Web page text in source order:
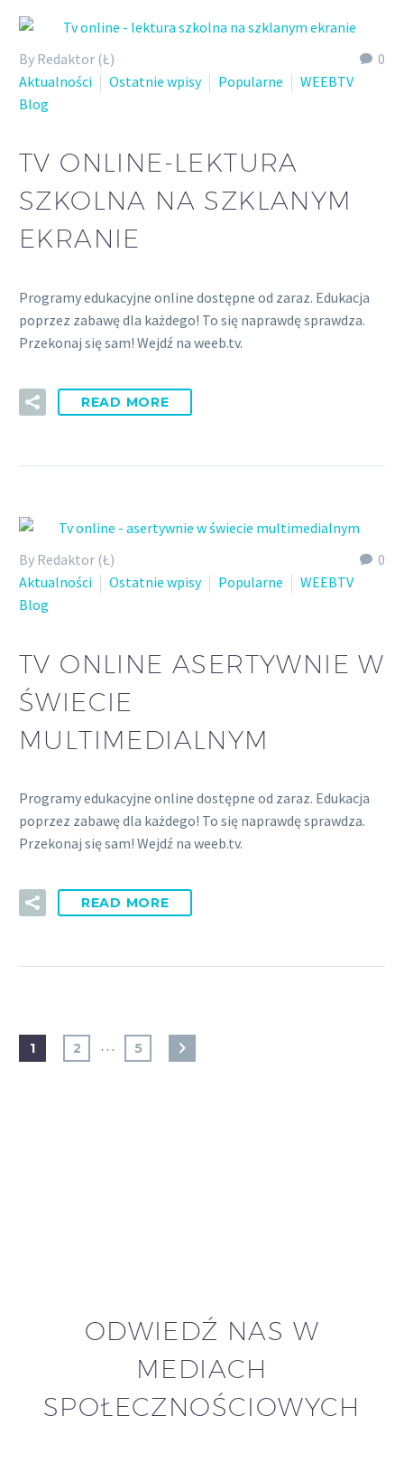
0
By Redaktor (Ł)
Aktualności
Ostatnie wpisy Popularne
WEEBTV
Blog
TV ONLINE-LEKTURA
SZKOLNA NA SZKLANYM
EKRANIE
Programy edukacyjne online dostępne od zaraz. Edukacja
poprzez zabawę dla każdego! To się naprawdę sprawdza.
Przekonaj się sam! Wejdź na weeb.tv.
READ MORE
0
By Redaktor (Ł)
Aktualności
Ostatnie wpisy Popularne
WEEBTV
Blog
TV ONLINE ASERTYWNIE W
ŚWIECIE
MULTIMEDIALNYM
Programy edukacyjne online dostępne od zaraz. Edukacja
poprzez zabawę dla każdego! To się naprawdę sprawdza.
Przekonaj się sam! Wejdź na weeb.tv.
READ MORE
1 2 … 5
ODWIEDŹ NAS W
MEDIACH
SPOŁECZNOŚCIOWYCH